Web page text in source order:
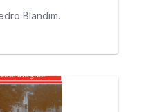
Blandim.